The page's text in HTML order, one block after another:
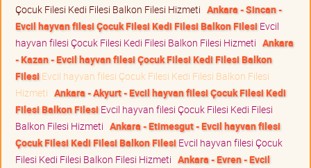
Çocuk Filesi Kedi Filesi Balkon Filesi Hizmeti Ankara - Sincan -
Evcil hayvan filesi Çocuk Filesi Kedi Filesi Balkon Filesi Evcil
hayvan filesi Çocuk Filesi Kedi Filesi Balkon Filesi Hizmeti Ankara
- Kazan - Evcil hayvan filesi Çocuk Filesi Kedi Filesi Balkon
Filesi Evcil hayvan filesi Çocuk Filesi Kedi Filesi Balkon Filesi
Hizmeti Ankara - Akyurt - Evcil hayvan filesi Çocuk Filesi Kedi
Filesi Balkon Filesi Evcil hayvan filesi Çocuk Filesi Kedi Filesi
Balkon Filesi Hizmeti Ankara - Etimesgut - Evcil hayvan filesi
Çocuk Filesi Kedi Filesi Balkon Filesi Evcil hayvan filesi Çocuk
Filesi Kedi Filesi Balkon Filesi Hizmeti Ankara - Evren - Evcil